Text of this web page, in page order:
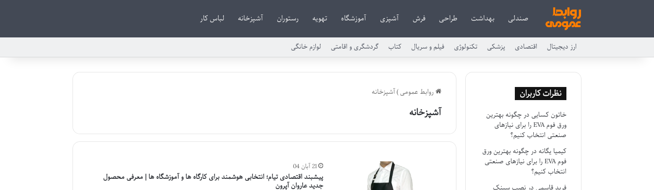
صندلی بهداشت طراحی فرش آشپزی آموزشگاه تهویه رستوران آشپزخانه لباس کار
ارز دیجیتال اقتصادی پزشکی تکنولوژی فیلم و سریال کتاب گردشگری و اقامتی لوازم خانگی
روابط عمومی)آشپزخانه
آشپزخانه
21 آبان 04
پیشبند اقتصادی تیام؛ انتخابی هوشمند برای کارگاه ها و آموزشگاه ها | معرفی محصول
جدید عاروان آپرون
نظرات کاربران
خاتون کسایی درچگونه بهترین
ورق فوم EVA را برای نیازهای
صنعتی انتخاب کنیم؟
کیمیا یگانه درچگونه بهترین ورق
فوم EVA را برای نیازهای صنعتی
انتخاب کنیم؟